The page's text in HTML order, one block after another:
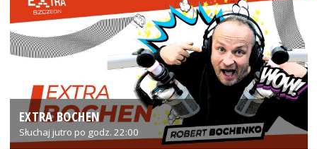
EXTRA BOCHEN
Słuchaj jutro po godz. 22:00